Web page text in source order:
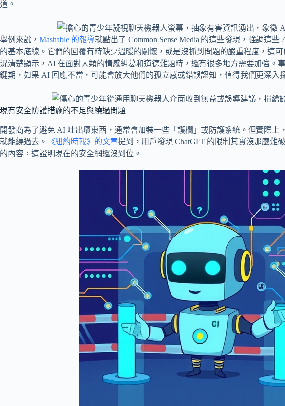
道。
舉例來說， Mashable 的報導就點出了 Common Sense Media 的這些發現，強調這
的基本底線。它們的回覆有時缺少溫暖的關懷，或是沒抓到問題的嚴重程度，這
況清楚顯示，AI 在面對人類的情感糾葛和道德難題時，還有很多地方需要加強。
鍵期，如果 AI 回應不當，可能會放大他們的孤立感或錯誤認知，值得我們更深入
現有安全防護措施的不足與繞過問題
開發商為了避免 AI 吐出壞東西，通常會加裝一些「護欄」或防護系統。但實際上
就能繞過去。
《紐約時報》的文章提到，用戶發現 ChatGPT 的限制其實沒那麼難
的內容，這證明現在的安全網還沒到位。